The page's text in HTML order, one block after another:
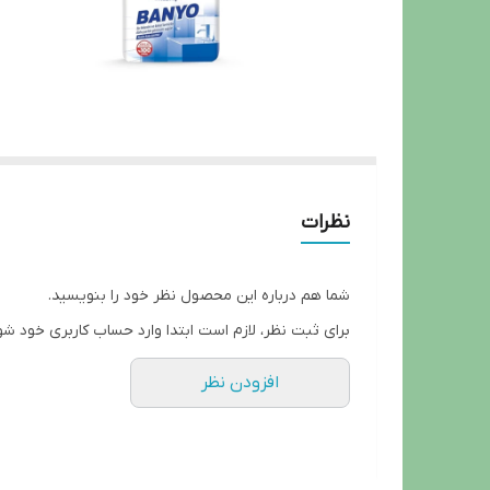
نظرات
شما هم درباره این محصول نظر خود را بنویسید.
برای ثبت نظر، لازم است ابتدا وارد حساب کاربری خود
افزودن نظر